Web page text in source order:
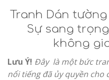
Tranh Dán
Sự sang
không
Lưu Ý! Đây là một bức
nổi tiếng đã ủy quyền cho